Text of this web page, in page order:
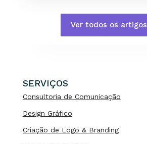
Ver todos os artigos
SERVIÇOS
Consultoria de Comunicação
Design Gráfico
Criação de Logo & Branding